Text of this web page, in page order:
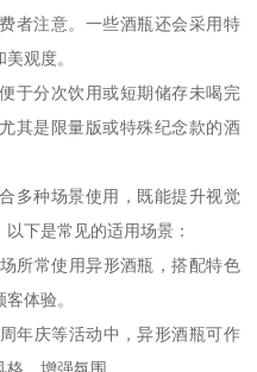
者注意。一些酒瓶还会采用特
观度。
于分次饮用或短期储存未喝完
其是限量版或特殊纪念款的酒
多种场景使用，既能提升视觉
下是常见的适用场景：
所常使用异形酒瓶，搭配特色
体验。
年庆等活动中，异形酒瓶可作